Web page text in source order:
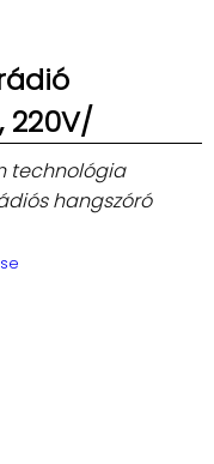
220V/
technológia
hangszóró